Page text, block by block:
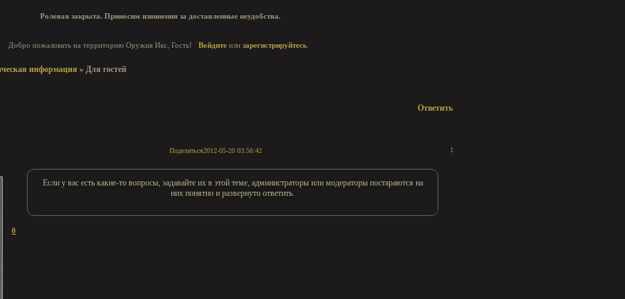
Ролевая закрыта. Приносим извинения за доставленные неудобства.
Добро пожаловать на территорию Оружия Икс, Гость! Войдитеили зарегистрируйтесь.
информация » Для гостей
Ответить
Поделиться 1
2012-05-20 03:56:42
Если у вас есть какие-то вопросы, задавайте их в этой теме, администраторы или модераторы постараются на
них понятно и развернуто ответить.
0